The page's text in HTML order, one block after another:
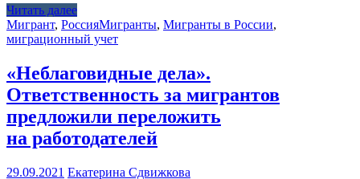
Читать далее
Мигрант, РоссияМигранты, Мигранты в России,
миграционный учет
«Неблаговидные дела».
Ответственность за мигрантов
предложили переложить
на работодателей
29.09.2021 Екатерина Сдвижкова